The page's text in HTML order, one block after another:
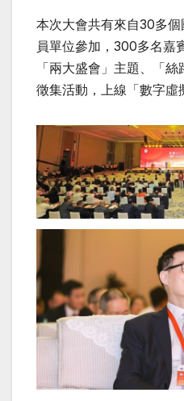
本次大會共有來自30多
員單位參加，300多名嘉
「兩大盛會」主題、「絲
徵集活動，上線「數字虛